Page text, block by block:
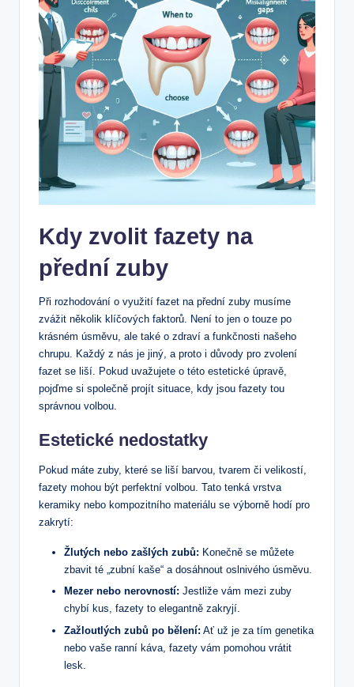
Kdy zvolit fazety na
přední zuby
Při rozhodování o využití fazet na přední zuby musíme
zvážit několik klíčových faktorů. Není to jen o touze po
krásném úsměvu, ale také o zdraví a funkčnosti našeho
chrupu. Každý z nás je jiný, a proto i důvody pro zvolení
fazet se liší. Pokud uvažujete o této estetické úpravě,
pojďme si společně projít situace, kdy jsou fazety tou
správnou volbou.
Estetické nedostatky
Pokud máte zuby, které se liší barvou, tvarem či velikostí,
fazety mohou být perfektní volbou. Tato tenká vrstva
keramiky nebo kompozitního materiálu se výborně hodí pro
zakrytí:
Žlutých nebo zašlých zubů: Konečně se můžete
zbavit té „zubní kaše“ a dosáhnout oslnivého úsměvu.
Mezer nebo nerovností: Jestliže vám mezi zuby
chybí kus, fazety to elegantně zakryjí.
Zažloutlých zubů po bělení: Ať už je za tím genetika
nebo vaše ranní káva, fazety vám pomohou vrátit
lesk.